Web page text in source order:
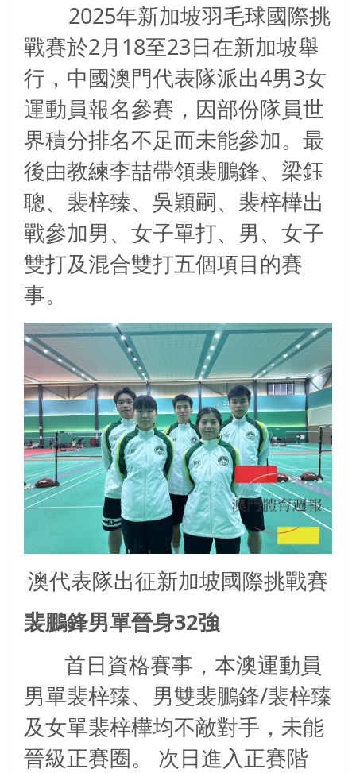
2025年新加坡羽毛球國際挑
戰賽於2月 18至23 日在新加坡舉
行，中國澳門代表隊派出4男3女
運動員報名參賽，因部份隊員世
界積分排名不足而未能參加。最
後由教練李喆帶領裴鵬鋒、梁鈺
聰、裴梓臻、吳穎嗣、裴梓樺出
戰參加男、女子單打、男、女子
雙打及混合雙打五個項目的賽
事。
澳代表隊出征新加坡國際挑戰賽
裴鵬鋒男單晉身32強
首日資格賽事，本澳運動員
男單裴梓臻、男雙裴鵬鋒/裴梓臻
及女單裴梓樺均不敵對手，未能
晉級正賽圈。
次日進入正賽階